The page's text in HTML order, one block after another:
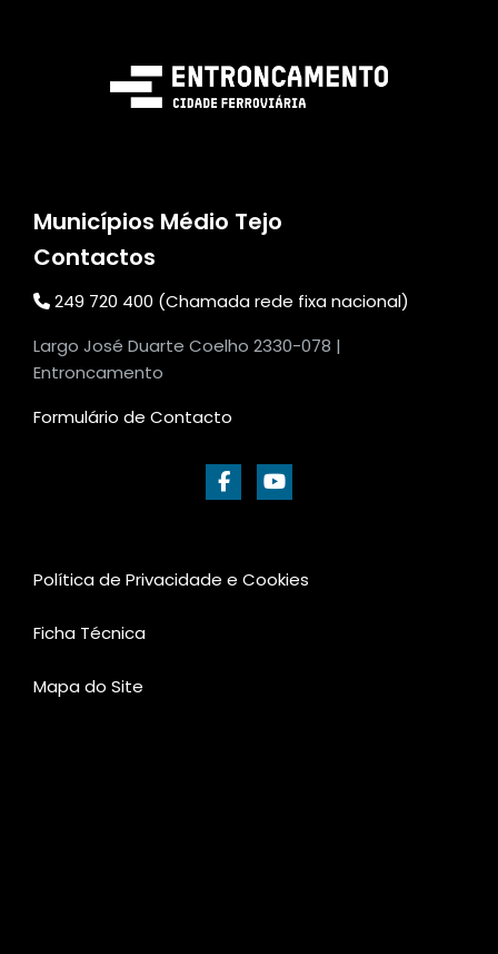
Municípios Médio Tejo
Contactos
249 720 400 (Chamada rede fixa nacional)
Largo José Duarte Coelho 2330-078 |
Entroncamento
Formulário de Contacto
Política de Privacidade e Cookies
Ficha Técnica
Mapa do Site